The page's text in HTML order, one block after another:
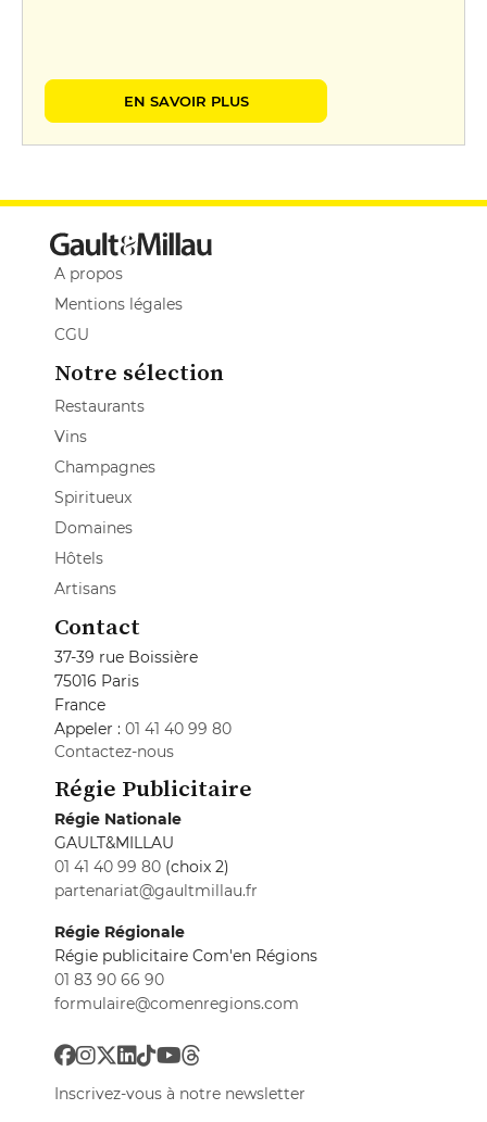
EN SAVOIR PLUS
A propos
Mentions légales
CGU
Notre sélection
Restaurants
Vins
Champagnes
Spiritueux
Domaines
Hôtels
Artisans
Contact
37-39 rue Boissière
75016 Paris
France
Appeler : 01 41 40 99 80
Contactez-nous
Régie Publicitaire
Régie Nationale
GAULT&MILLAU
01 41 40 99 80 (choix 2)
partenariat@gaultmillau.fr
Régie Régionale
Régie publicitaire Com'en Régions
01 83 90 66 90
formulaire@comenregions.com
Inscrivez-vous à notre newsletter